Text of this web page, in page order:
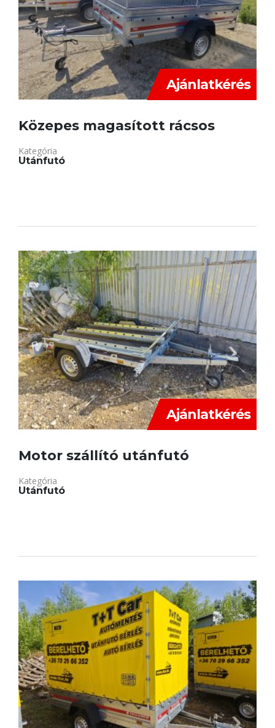
Ajánlatkérés
Közepes magasított rácsos
Kategória
Utánfutó
Ajánlatkérés
Motor szállító utánfutó
Kategória
Utánfutó